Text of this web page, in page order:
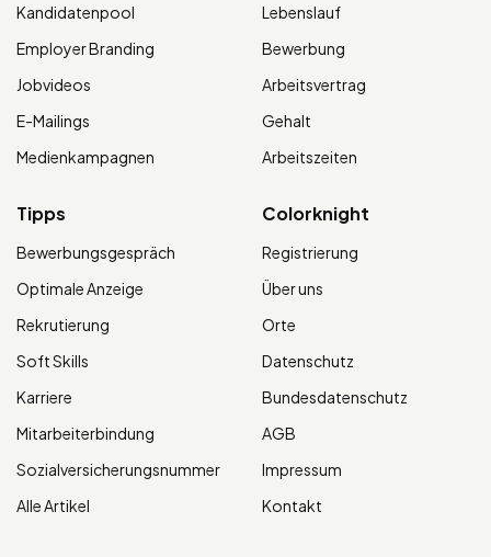
Kandidatenpool
Employer Branding
Jobvideos
E-Mailings
Medienkampagnen
Lebenslauf
Bewerbung
Arbeitsvertrag
Gehalt
Arbeitszeiten
Tipps
Bewerbungsgespräch
Optimale Anzeige
Rekrutierung
Soft Skills
Karriere
Mitarbeiterbindung
Sozialversicherungsnummer
Alle Artikel
Colorknight
Registrierung
Über uns
Orte
Datenschutz
Bundesdatenschutz
AGB
Impressum
Kontakt